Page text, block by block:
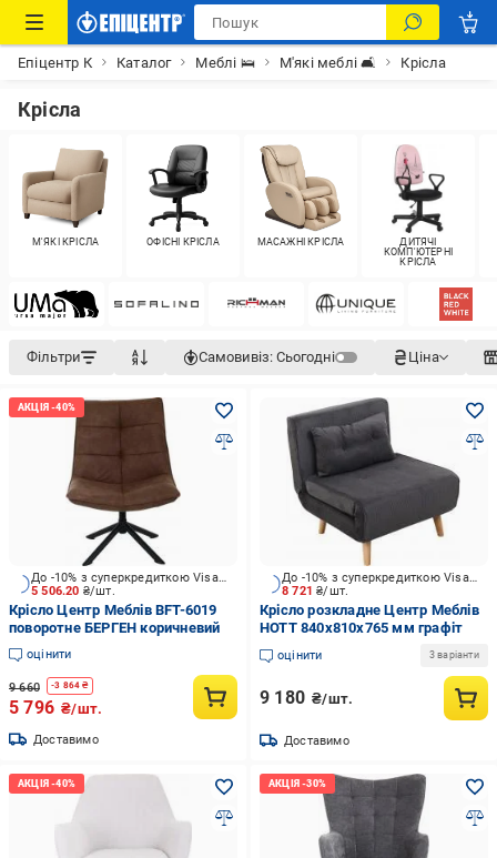
Епіцентр К Каталог Меблі 🛌 М'які меблі 🛋 Крісла
Крісла
М'ЯКІ КРІСЛА ОФІСНІ КРІСЛА МАСАЖНІ КРІСЛА
ДИТЯЧІ
КОМП'ЮТЕРНІ
КРІСЛА
Фільтри Самовивіз: Сьогодні Ціна
5 506.20 ₴/шт.
До -10% з суперкредиткою Visa Вигода
Крісло Центр Меблів BFT-6019
поворотне БЕРГЕН коричневий
оцінити
9 660 -3 864 ₴
5 796 ₴/шт.
Доставимо
8 721₴/шт.
До -10% з суперкредиткою Visa Вигода
Крісло розкладне Центр Меблів
НОТТ 840х810х765 мм графіт
оцінити 3 варіанти
9 180 ₴/шт.
Доставимо